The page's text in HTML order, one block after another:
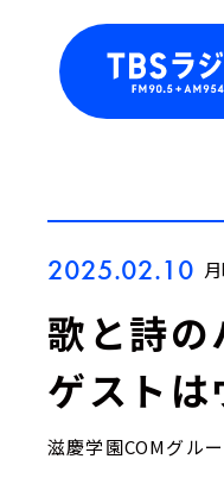
2025.02.10
歌と詩の
ゲストは
滋慶学園COMグル